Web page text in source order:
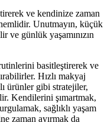
ve kendinize zaman
Unutmayın, küçük
günlük yaşamınızın
basitleştirerek ve
Hızlı makyaj
ürünler gibi stratejiler,
Kendilerini şımartmak,
sağlıklı yaşam
zaman ayırmak da